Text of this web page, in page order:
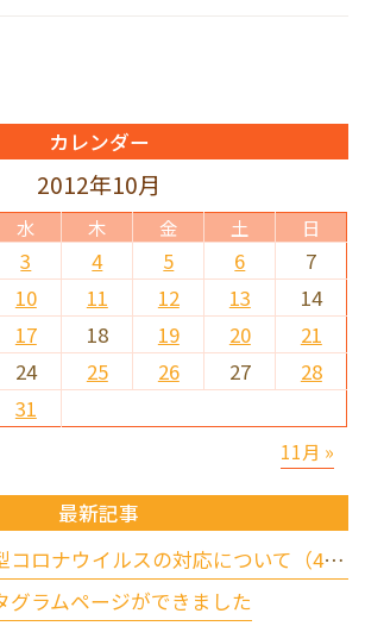
カレンダー
2012年10月
水 木 金 土 日
11月 »
3 4 5 6
7
10 11 12 13
14
17 18 19 20
21
24 25 26 27
28
31
最新記事
とむ歯科での新型コロナウイルスの対応について（4/17更新）
グラムページができました